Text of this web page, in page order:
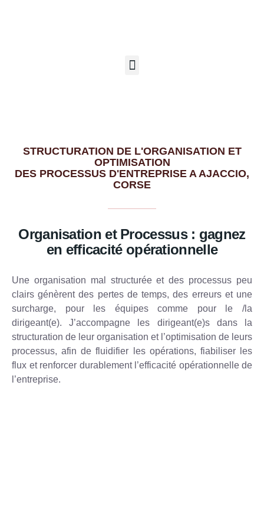
STRUCTURATION DE L'ORGANISATION ET
OPTIMISATION
DES PROCESSUS D'ENTREPRISE A AJACCIO,
CORSE
Organisation et Processus : gagnez
en efficacité opérationnelle
Une organisation mal structurée et des processus peu
clairs génèrent des pertes de temps, des erreurs et une
surcharge, pour les équipes comme pour le /la
dirigeant(e). J’accompagne les dirigeant(e)s dans la
structuration de leur organisation et l’optimisation de leurs
processus, afin de fluidifier les opérations, fiabiliser les
flux et renforcer durablement l’efficacité opérationnelle de
l’entreprise.